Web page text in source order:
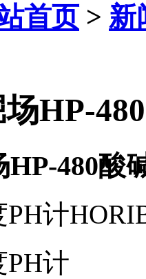
首页> 新
HP-
480酸
PH计
PH计